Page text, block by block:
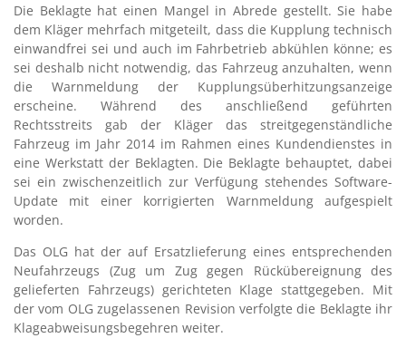
Die Beklagte hat einen Mangel in Abrede gestellt. Sie habe
dem Kläger mehrfach mitgeteilt, dass die Kupplung technisch
einwandfrei sei und auch im Fahrbetrieb abkühlen könne; es
sei deshalb nicht notwendig, das Fahrzeug anzuhalten, wenn
die Warnmeldung der Kupplungsüberhitzungsanzeige
erscheine. Während des anschließend geführten
Rechtsstreits gab der Kläger das streitgegenständliche
Fahrzeug im Jahr 2014 im Rahmen eines Kundendienstes in
eine Werkstatt der Beklagten. Die Beklagte behauptet, dabei
sei ein zwischenzeitlich zur Verfügung stehendes Software-
Update mit einer korrigierten Warnmeldung aufgespielt
worden.
Das OLG hat der auf Ersatzlieferung eines entsprechenden
Neufahrzeugs (Zug um Zug gegen Rückübereignung des
gelieferten Fahrzeugs) gerichteten Klage stattgegeben. Mit
der vom OLG zugelassenen Revision verfolgte die Beklagte ihr
Klageabweisungsbegehren weiter.